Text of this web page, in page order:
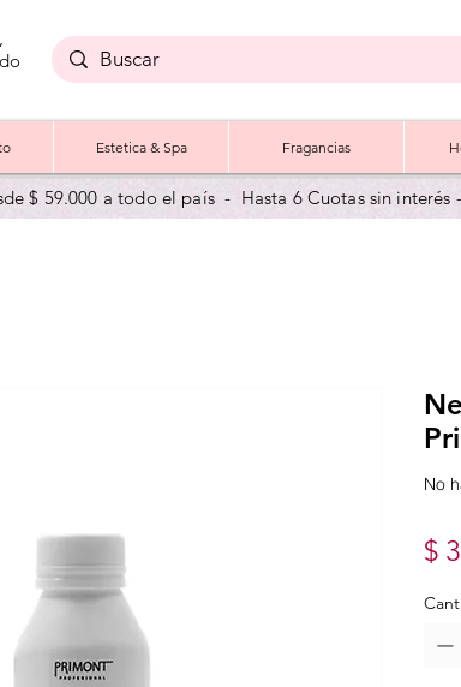
Estetica & Spa Fragancias
$ 59.000 a todo el país - Hasta 6 Cuotas sin interés
No
$